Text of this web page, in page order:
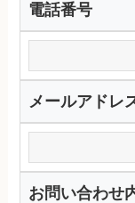
電話番号
メールアドレ
お問い合わせ